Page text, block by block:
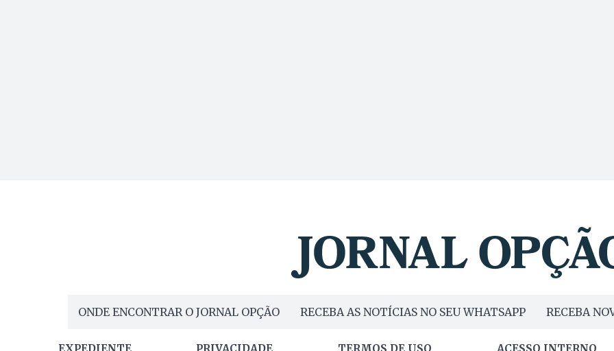
ONDE ENCONTRAR O JORNAL OPÇÃO RECEBA AS NOTÍCIAS NO SEU WHATSAPP RECEBA